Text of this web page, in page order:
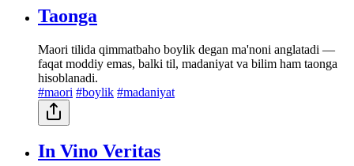
Taonga
Maori tilida qimmatbaho boylik degan ma'noni anglatadi —
faqat moddiy emas, balki til, madaniyat va bilim ham taonga
hisoblanadi.
#maori #boylik #madaniyat
In Vino Veritas